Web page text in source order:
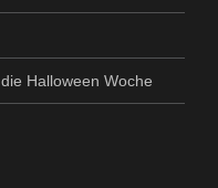
Halloween Woche